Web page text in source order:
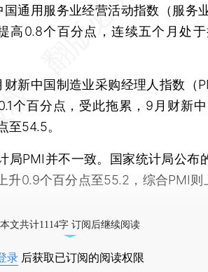
通用服务业经营活动指数（服务业
高0.8个百分点，连续五个月处
中国制造业采购经理人指数（
个百分点，受此拖累，9月财新
至54.5。
PMI并不一致。国家统计局公布
升0.9个百分点至55.2，综合PMI则
本文共计1114字 订阅后继续阅读
录 后获取已订阅的阅读权限